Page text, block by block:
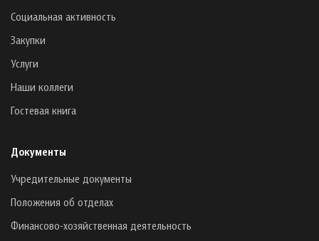
Социальная активность
Закупки
Услуги
Наши коллеги
Гостевая книга
Документы
Учредительные документы
Положения об отделах
Финансово-хозяйственная деятельность